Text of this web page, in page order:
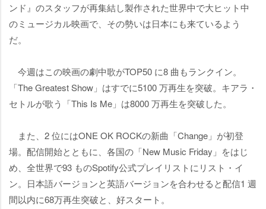
ンド』のスタッフが再集結し製作された世界中で大ヒット中
のミュージカル映画で、その勢いは日本にも来ているよう
だ。
今週はこの映画の劇中歌がTOP50 に8 曲もランクイン。
「The Greatest Show」はすでに5100 万再生を突破。キアラ・
セトルが歌う「This Is Me」は8000 万再生を突破した。
また、2 位にはONE OK ROCKの新曲「Change」が初登
場。配信開始とともに、各国の「New Music Friday」をはじ
め、全世界で93 ものSpotify公式プレイリストにリスト・イ
ン。日本語バージョンと英語バージョンを合わせると配信1 週
間以内に68万再生突破と、好スタート。